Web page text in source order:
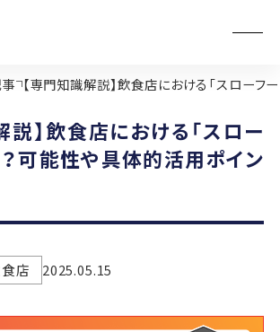
【専門知識解説】飲食店における「スローフ
説】飲食店における「スロー
？可能性や具体的活用ポイン
店 2025.05.15